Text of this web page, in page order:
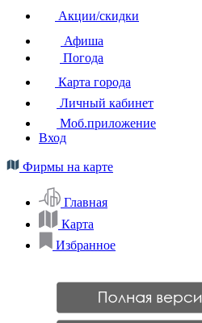
Акции/скидки
Афиша
Погода
Карта города
Личный кабинет
Моб.приложение
Вход
Фирмы на карте
Главная
Карта
Избранное